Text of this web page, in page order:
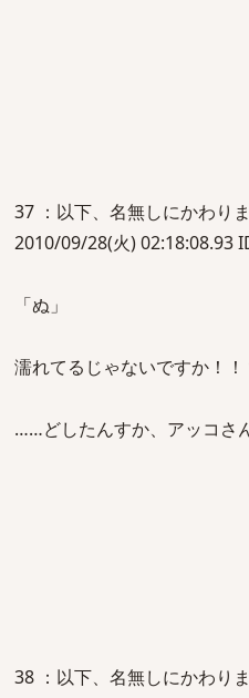
37 ：以下、名無しにかわり
2010/09/28(火) 02:18:08.93
「ぬ」
濡れてるじゃないですか！！
……どしたんすか、アッコさ
38 ：以下、名無しにかわり